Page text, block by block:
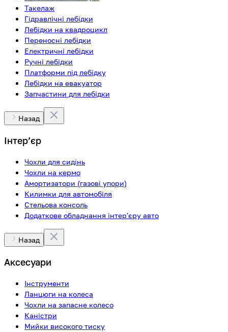
Такелаж
Гідравлічні лебідки
Лебідки на квадроцикл
Переносні лебідки
Електричні лебідки
Ручні лебідки
Платформи під лебідку
Лебідки на евакуатор
Запчастини для лебідки
Назад
Інтерʼєр
Чохли для сидінь
Чохли на кермо
Амортизатори (газові упори)
Килимки для автомобіля
Стельова консоль
Додаткове обладнання інтер'єру авто
Назад
Аксесуари
Інструменти
Ланцюги на колеса
Чохли на запасне колесо
Каністри
Мийки високого тиску